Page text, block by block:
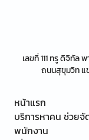
เลขที่ 111 ทรู ดิจิทัล
ถนนสุขุมวิท แ
หน้าแรก
บริการหาคน ช่วยจั
พนักงาน